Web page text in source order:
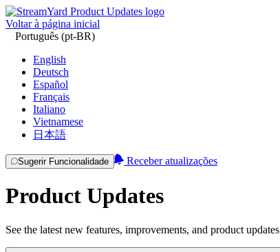
Voltar à página inicial
Português (pt-BR)
English
Deutsch
Español
Français
Italiano
Vietnamese
日本語
Sugerir Funcionalidade Receber atualizações
Product Updates
See the latest new features, improvements, and product updates